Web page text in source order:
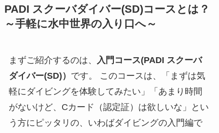
PADI スクーバダイバー(SD)コースとは？
～手軽に水中世界の入り口へ～
まずご紹介するのは、
入門コース(PADI スクーバ
ダイバー(SD)） です。 このコースは、「まずは気
軽にダイビングを体験してみたい」「あまり時間
がないけど、Cカード（認定証）は欲しいな」とい
う方にピッタリの、いわばダイビングの入門編で